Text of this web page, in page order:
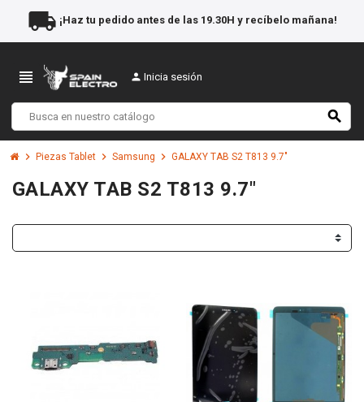
local_shipping ¡Haz tu pedido antes de las 19.30H y recíbelo mañana!
view_headline person Inicia sesión
search
chevron_right Piezas Tablet chevron_right Samsung chevron_right GALAXY TAB S2 T813 9.7"
GALAXY TAB S2 T813 9.7"